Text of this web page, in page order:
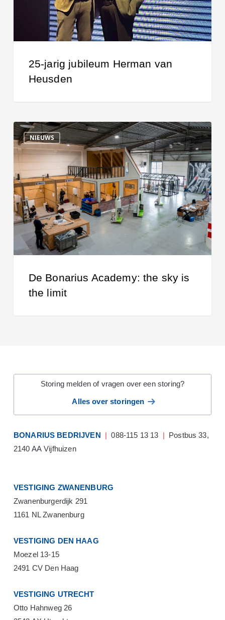
25-jarig jubileum Herman van
Heusden
NIEUWS
De
Bonarius
Academy:
sky
is
the
limit
De Bonarius Academy: the sky is
the limit
Storing melden of vragen over een storing?
Alles over storingen
BONARIUS BEDRIJVEN | 088-115 13 13 | Postbus 33,
2140 AA Vijfhuizen
VESTIGING ZWANENBURG
Zwanenburgerdijk 291
1161 NL Zwanenburg
VESTIGING DEN HAAG
Moezel 13-15
2491 CV Den Haag
VESTIGING UTRECHT
Otto Hahnweg 26